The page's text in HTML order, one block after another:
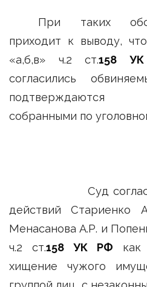
При таких
приходит к выводу,
«а,б,в» ч.2 ст.158
согласились
подтверждаются
собранными по
Суд согласен
действий Стариенко
Менасанова А.Р. и
ч.2 ст.158 УК РФ как
хищение чужого